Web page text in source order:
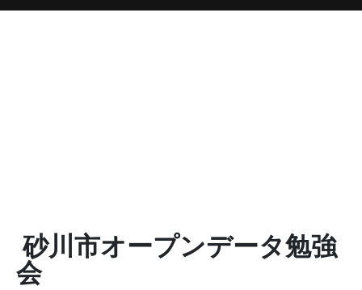
砂川市オープンデータ勉強
会